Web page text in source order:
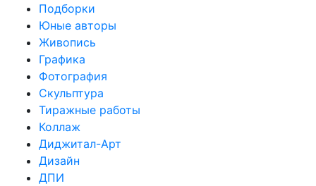
Подборки
Юные авторы
Живопись
Графика
Фотография
Скульптура
Тиражные работы
Коллаж
Диджитал-Арт
Дизайн
ДПИ